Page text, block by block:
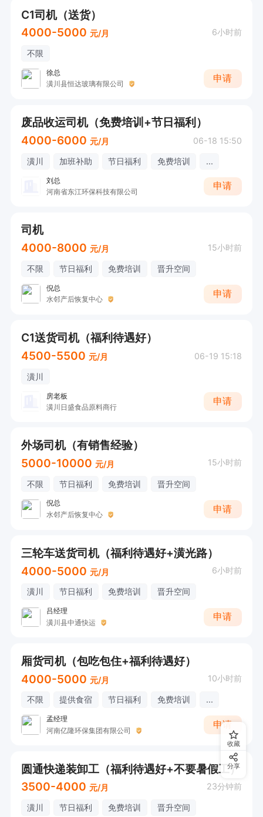
C1司机（送货）
4000-5000 元/月 6小时前
不限
徐总
潢川县恒达玻璃有限公司
申请
废品收运司机（免费培训+节日福利）
4000-6000 元/月 06-18 15:50
潢川 加班补助 节日福利 免费培训 ...
刘总
河南省东江环保科技有限公司
申请
司机
4000-8000 元/月 15小时前
不限 节日福利 免费培训 晋升空间
倪总
水邻产后恢复中心
申请
C1送货司机（福利待遇好）
4500-5500 元/月 06-19 15:18
潢川
房老板
潢川日盛食品原料商行
申请
外场司机（有销售经验）
5000-10000 元/月 15小时前
不限 节日福利 免费培训 晋升空间
倪总
水邻产后恢复中心
申请
三轮车送货司机（福利待遇好+潢光路）
4000-5000 元/月 6小时前
潢川 节日福利 免费培训 晋升空间
吕经理
潢川县中通快运
申请
厢货司机（包吃包住+福利待遇好）
4000-5000 元/月 10小时前
不限 提供食宿 节日福利 免费培训 ...
孟经理
河南亿隆环保集团有限公司
申请
圆通快递装卸工（福利待遇好+不要暑假工）
3500-4000 元/月 23分钟前
潢川 节日福利 免费培训 晋升空间
收藏
分享